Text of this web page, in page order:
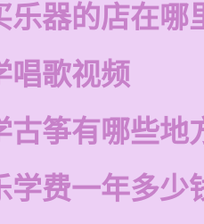
乐器的店在哪
唱歌视频
古筝有哪些地
学费一年多少